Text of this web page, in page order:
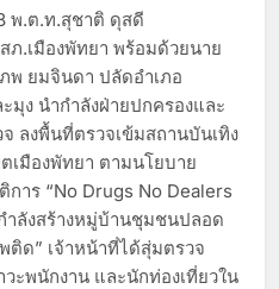
พ.ต.ท.สุชาติ ดุสดี
ภ.เมืองพัทยา พร้อมด้วยนาย
พ ยมจินดา ปลัดอำเภอ
มุง นำกำลังฝ่ายปกครองและ
จ ลงพื้นที่ตรวจเข้มสถานบันเทิง
ตเมืองพัทยา ตามนโยบาย
การ “No Drugs No Dealers
ำลังสร้างหมู่บ้านชุมชนปลอด
พติด” เจ้าหน้าที่ได้สุ่มตรวจ
วะพนักงาน และนักท่องเที่ยวใน